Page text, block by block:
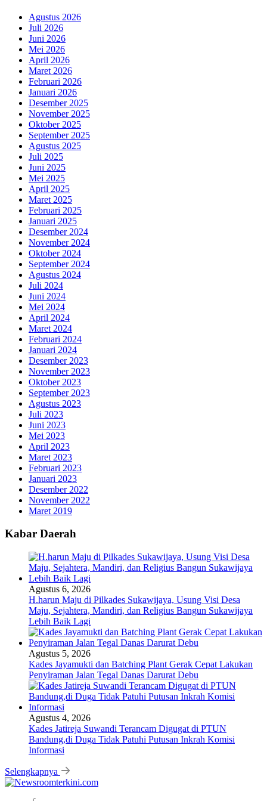
Agustus 2026
Juli 2026
Juni 2026
Mei 2026
April 2026
Maret 2026
Februari 2026
Januari 2026
Desember 2025
November 2025
Oktober 2025
September 2025
Agustus 2025
Juli 2025
Juni 2025
Mei 2025
April 2025
Maret 2025
Februari 2025
Januari 2025
Desember 2024
November 2024
Oktober 2024
September 2024
Agustus 2024
Juli 2024
Juni 2024
Mei 2024
April 2024
Maret 2024
Februari 2024
Januari 2024
Desember 2023
November 2023
Oktober 2023
September 2023
Agustus 2023
Juli 2023
Juni 2023
Mei 2023
April 2023
Maret 2023
Februari 2023
Januari 2023
Desember 2022
November 2022
Maret 2019
Kabar Daerah
Agustus 6, 2026
H.harun Maju di Pilkades Sukawijaya, Usung Visi Desa
Maju, Sejahtera, Mandiri, dan Religius Bangun Sukawijaya
Lebih Baik Lagi
Agustus 5, 2026
Kades Jayamukti dan Batching Plant Gerak Cepat Lakukan
Penyiraman Jalan Tegal Danas Darurat Debu
Agustus 4, 2026
Kades Jatireja Suwandi Terancam Digugat di PTUN
Bandung,di Duga Tidak Patuhi Putusan Inkrah Komisi
Informasi
Selengkapnya